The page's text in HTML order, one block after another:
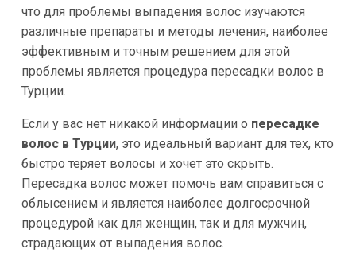
что для проблемы выпадения волос изучаются
различные препараты и методы лечения, наиболее
эффективным и точным решением для этой
проблемы является процедура пересадки волос в
Турции.
Если у вас нет никакой информации о пересадке
волос в Турции, это идеальный вариант для тех, кто
быстро теряет волосы и хочет это скрыть.
Пересадка волос может помочь вам справиться с
облысением и является наиболее долгосрочной
процедурой как для женщин, так и для мужчин,
страдающих от выпадения волос.